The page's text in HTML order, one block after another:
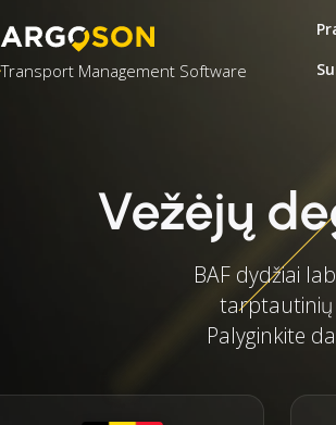
Transport Management Software
Vežėjų
BAF dydžiai
tarptautinių
Palyginkite